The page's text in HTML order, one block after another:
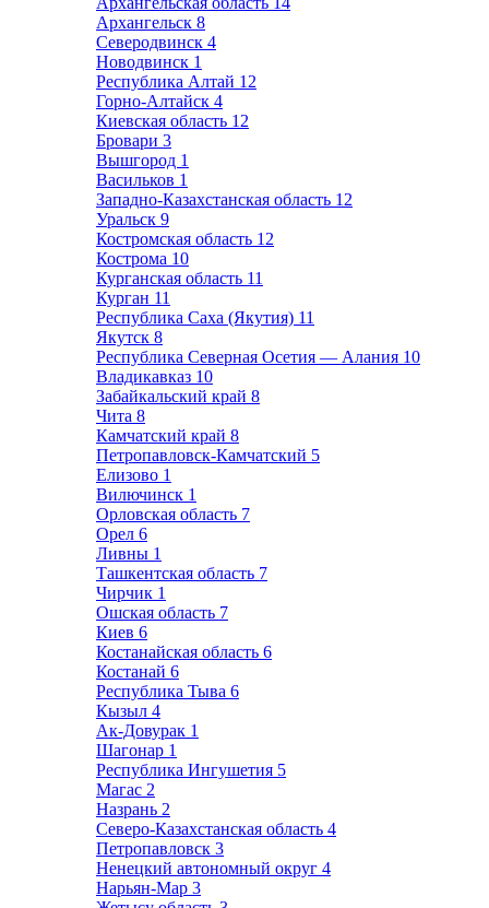
Архангельск 8
Северодвинск 4
Новодвинск 1
Республика Алтай 12
Горно-Алтайск 4
Киевская область 12
Бровари 3
Вышгород 1
Васильков 1
Западно-Казахстанская область 12
Уральск 9
Костромская область 12
Кострома 10
Курганская область 11
Курган 11
Республика Саха (Якутия) 11
Якутск 8
Республика Северная Осетия — Алания 10
Владикавказ 10
Забайкальский край 8
Чита 8
Камчатский край 8
Петропавловск-Камчатский 5
Елизово 1
Вилючинск 1
Орловская область 7
Орел 6
Ливны 1
Ташкентская область 7
Чирчик 1
Ошская область 7
Киев 6
Костанайская область 6
Костанай 6
Республика Тыва 6
Кызыл 4
Ак-Довурак 1
Шагонар 1
Республика Ингушетия 5
Магас 2
Назрань 2
Северо-Казахстанская область 4
Петропавловск 3
Ненецкий автономный округ 4
Нарьян-Мар 3